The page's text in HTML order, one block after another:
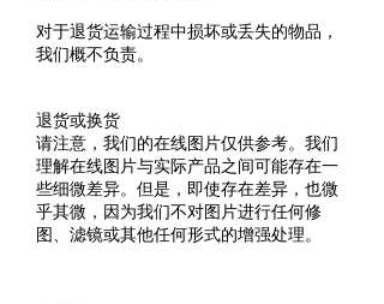
对于退货运输过程中损坏或丢失的物品，
我们概不负责。
退货或换货
请注意，我们的在线图片仅供参考。我们
理解在线图片与实际产品之间可能存在一
些细微差异。但是，即使存在差异，也微
乎其微，因为我们不对图片进行任何修
图、滤镜或其他任何形式的增强处理。